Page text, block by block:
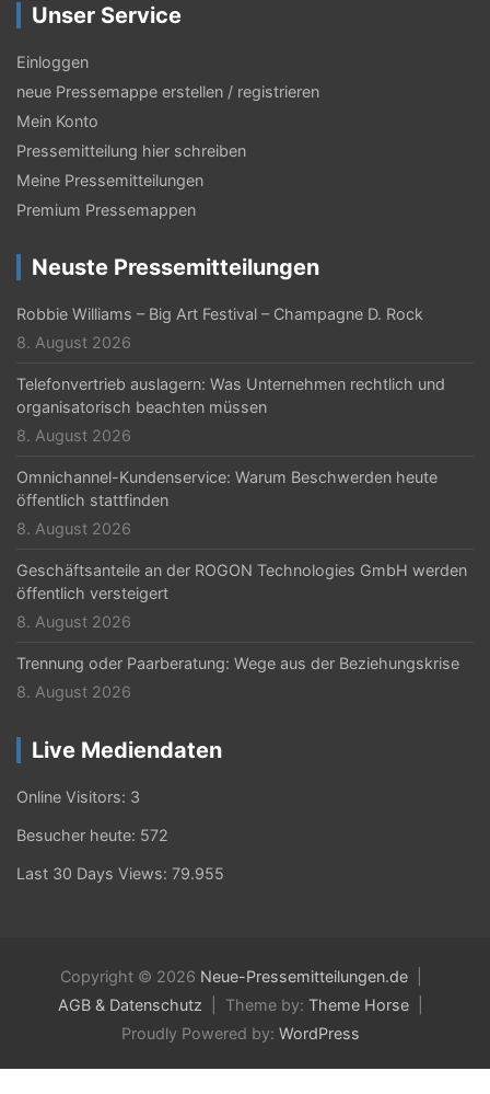
s
-
N
a
v
i
g
a
t
i
o
n
Unser Service
Einloggen
neue Pressemappe erstellen / registrieren
Mein Konto
Pressemitteilung hier schreiben
Meine Pressemitteilungen
Premium Pressemappen
Neuste Pressemitteilungen
Robbie Williams – Big Art Festival – Champagne D. Rock
8. August 2026
Telefonvertrieb auslagern: Was Unternehmen rechtlich und
organisatorisch beachten müssen
8. August 2026
Omnichannel-Kundenservice: Warum Beschwerden heute
öffentlich stattfinden
8. August 2026
Geschäftsanteile an der ROGON Technologies GmbH werden
öffentlich versteigert
8. August 2026
Trennung oder Paarberatung: Wege aus der Beziehungskrise
8. August 2026
Live Mediendaten
Online Visitors: 3
Besucher heute: 572
Last 30 Days Views: 79.955
Copyright © 2026 Neue-Pressemitteilungen.de
AGB & Datenschutz
Theme by: Theme Horse
Proudly Powered by: WordPress